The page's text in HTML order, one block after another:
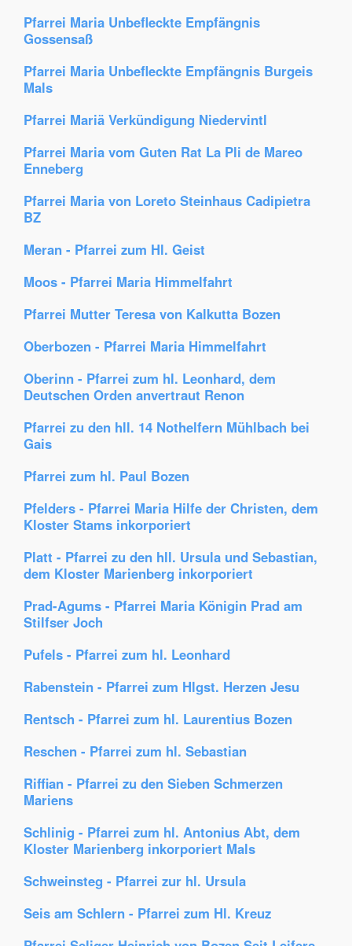
Pfarrei Maria Unbefleckte Empfängnis
Gossensaß
Pfarrei Maria Unbefleckte Empfängnis Burgeis
Mals
Pfarrei Mariä Verkündigung Niedervintl
Pfarrei Maria vom Guten Rat La Pli de Mareo
Enneberg
Pfarrei Maria von Loreto Steinhaus Cadipietra
BZ
Meran - Pfarrei zum Hl. Geist
Moos - Pfarrei Maria Himmelfahrt
Pfarrei Mutter Teresa von Kalkutta Bozen
Oberbozen - Pfarrei Maria Himmelfahrt
Oberinn - Pfarrei zum hl. Leonhard, dem
Deutschen Orden anvertraut Renon
Pfarrei zu den hll. 14 Nothelfern Mühlbach bei
Gais
Pfarrei zum hl. Paul Bozen
Pfelders - Pfarrei Maria Hilfe der Christen, dem
Kloster Stams inkorporiert
Platt - Pfarrei zu den hll. Ursula und Sebastian,
dem Kloster Marienberg inkorporiert
Prad-Agums - Pfarrei Maria Königin Prad am
Stilfser Joch
Pufels - Pfarrei zum hl. Leonhard
Rabenstein - Pfarrei zum Hlgst. Herzen Jesu
Rentsch - Pfarrei zum hl. Laurentius Bozen
Reschen - Pfarrei zum hl. Sebastian
Riffian - Pfarrei zu den Sieben Schmerzen
Mariens
Schlinig - Pfarrei zum hl. Antonius Abt, dem
Kloster Marienberg inkorporiert Mals
Schweinsteg - Pfarrei zur hl. Ursula
Seis am Schlern - Pfarrei zum Hl. Kreuz